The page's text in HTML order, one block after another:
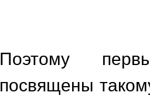
Поэтому
посвящены